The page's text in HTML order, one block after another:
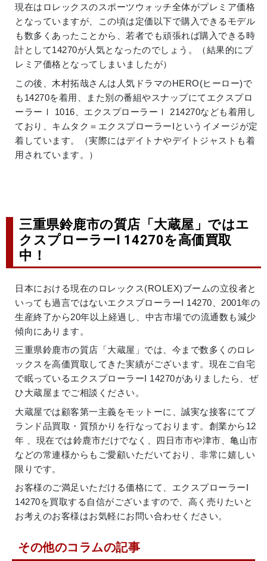
現在はロレックスのスポーツウォッチ全体がプレミア価格
となっていますが、この頃は定価以下で購入できるモデル
も数多くあったことから、若者でも頑張れば購入できる時
計として14270が人気となったのでしょう。（結果的にプ
レミア価格となってしまいましたが）
この後、木村拓哉さんは人気ドラマのHERO(ヒーロー)で
も14270を着用、また別の番組やスナップにてエクスプロ
ーラーⅠ 1016、エクスプローラーⅠ 214270なども着用し
ており、キムタク＝エクスプローラーIというイメージが定
着しています。（実際にはデイトナやデイトジャストも着
用されています。）
三重県鈴鹿市の質店「大蔵屋」ではエ
クスプローラーI 14270を高価買取
中！
日本における現在のロレックス(ROLEX)ブームの立役者と
いっても過言ではないエクスプローラーI 14270、2001年の
生産終了から20年以上経過し、中古市場での流通数も減少
傾向にあります。
三重県鈴鹿市の質店「大蔵屋」では、今まで数多くのロレ
ックスを高価買取してきた実績がございます。現在ご自宅
で眠っているエクスプローラーI 14270がありましたら、ぜ
ひ大蔵屋までご相談ください。
大蔵屋では顧客第一主義をモットーに、誠実な接客にてブ
ランド品買取・質預かりを行なっております。創業から12
年 、現在では鈴鹿市だけでなく、四日市市や津市、亀山市
などの常連様からもご愛顧いただいており、非常に嬉しい
限りです。
お客様のご満足いただける価格にて、エクスプローラーI
14270を買取する自信がございますので、高く売りたいと
お考えのお客様はお気軽にお問い合わせください。
その他のコラムの記事